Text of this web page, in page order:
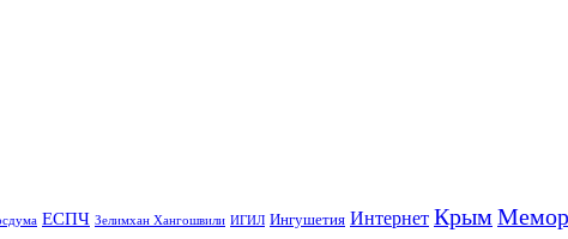
ЕСПЧ Зелимхан Хангошвили ИГИЛ Ингушетия Интернет Крым